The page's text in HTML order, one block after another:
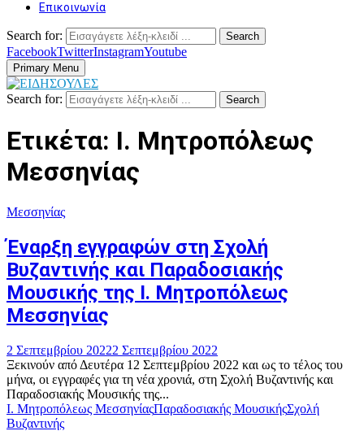
Επικοινωνία
Search for: Search
FacebookTwitterInstagramYoutube
Primary Menu
Search for: Search
Ετικέτα: Ι. Μητροπόλεως
Μεσσηνίας
Μεσσηνίας
Έναρξη εγγραφών στη Σχολή
Βυζαντινής και Παραδοσιακής
Μουσικής της Ι. Μητροπόλεως
Μεσσηνίας
2 Σεπτεμβρίου 20222 Σεπτεμβρίου 2022
Ξεκινούν από Δευτέρα 12 Σεπτεμβρίου 2022 και ως το τέλος του
μήνα, οι εγγραφές για τη νέα χρονιά, στη Σχολή Βυζαντινής και
Παραδοσιακής Μουσικής της...
Ι. Μητροπόλεως ΜεσσηνίαςΠαραδοσιακής ΜουσικήςΣχολή
Βυζαντινής